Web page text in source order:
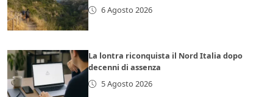
6 Agosto 2026
La lontra riconquista il Nord Italia dopo
decenni di assenza
5 Agosto 2026